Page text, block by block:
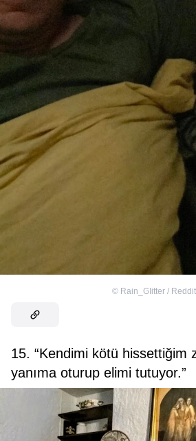
© Rain_GIitter / Reddit
15. “Kendimi kötü hissettiğim
yanıma oturup elimi tutuyor.”